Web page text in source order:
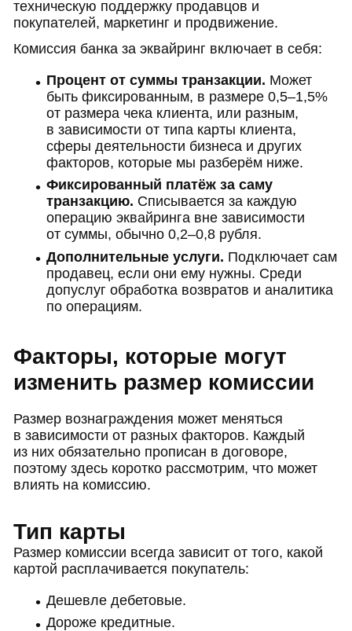
техническую поддержку продавцов и
покупателей, маркетинг и продвижение.
Комиссия банка за эквайринг включает в себя:
Процент от суммы транзакции. Может
быть фиксированным, в размере 0,5–1,5%
от размера чека клиента, или разным,
в зависимости от типа карты клиента,
сферы деятельности бизнеса и других
факторов, которые мы разберём ниже.
Фиксированный платёж за саму
транзакцию. Списывается за каждую
операцию эквайринга вне зависимости
от суммы, обычно 0,2–0,8 рубля.
Дополнительные услуги. Подключает сам
продавец, если они ему нужны. Среди
допуслуг обработка возвратов и аналитика
по операциям.
Факторы, которые могут
изменить размер комиссии
Размер вознаграждения может меняться
в зависимости от разных факторов. Каждый
из них обязательно прописан в договоре,
поэтому здесь коротко рассмотрим, что может
влиять на комиссию.
Тип карты
Размер комиссии всегда зависит от того, какой
картой расплачивается покупатель:
Дешевле дебетовые.
Дороже кредитные.